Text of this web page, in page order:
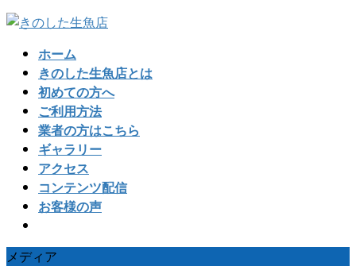
コ
ナ
ホーム
きのした生魚店とは
初めての方へ
ご利用方法
業者の方はこちら
ギャラリー
アクセス
コンテンツ配信
お客様の声
メディア